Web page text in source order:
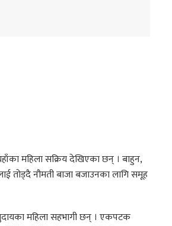
महिला सक्रिय देखिएका छन् । बाहुन,
तोड्दै नौमती बाजा बजाउनका लागि समूह
महिला सहभागी छन् । एकपटक